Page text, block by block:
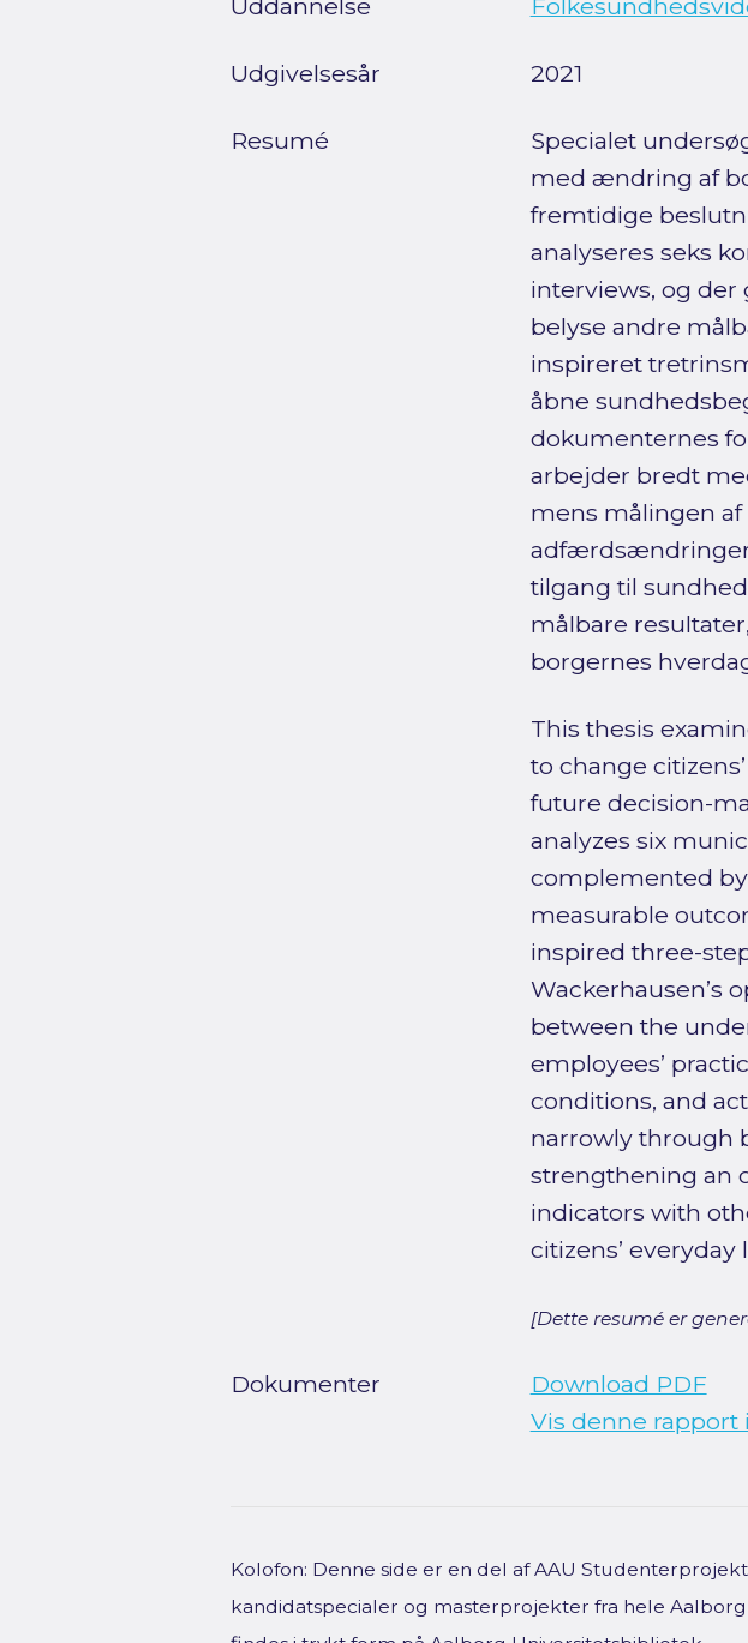
Uddannelse
Udgivelsesår 2021
Resumé
Specialet
med ændring af
fremtidige
analyseres seks
interviews, og
belyse andre
inspireret
åbne
dokumenternes
arbejder bredt
mens målingen
tilgang til
målbare
borgernes
This thesis
to change
future decision-
analyzes six
complemented
measurable
inspired three-
Wackerhausen’s
between the
employees’
conditions, and
narrowly through
strengthening an
indicators with
citizens’ everyday
[Dette resumé er
Dokumenter
Download PDF
Vis denne rapport
Kolofon: Denne side er en del af AAU
kandidatspecialer og masterprojekter fra hele